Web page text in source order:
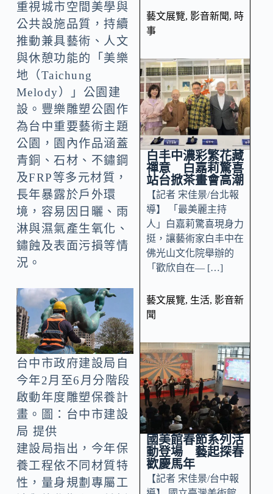
重視城市空間美學與
公共設施品質，持續
推動兼具藝術、人文
與休憩功能的「美樂
地（Taichung
Melody）」公園建
設。豐樂雕塑公園作
為台中重要藝術主題
公園，園內作品涵蓋
青銅、石材、不鏽鋼
及FRP等多元材質，
長年暴露於戶外環
境，容易因日曬、雨
淋與濕氣產生氧化、
鏽蝕及表面污損等情
況。
台中市政府建設局自
今年2月至6月分階段
啟動年度雕塑保養計
畫。圖：台中市建設
局 提供
建設局指出，今年保
養工程依不同材質特
性，量身規劃專屬工
藝文展覽, 影音新聞, 時
事
白丰中濃彩繁花藏
禪意 白嘉莉驚喜
站台掀茶畫會高潮
【記者 宋佳景/台北報
導】 「最美麗主持
人」白嘉莉驚喜現身力
挺，讓藝術家白丰中在
佛光山文化院舉辦的
「歡欣自在— […]
藝文展覽, 生活, 影音新
聞
國美館春節系列活
動登場 藝起探春
歡慶馬年
【記者 宋佳景/台中報